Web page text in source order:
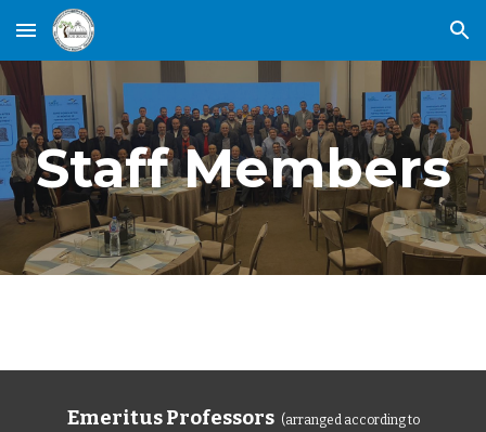
Skip to main content Skip to navigation
Staff Members
Emeritus Professors (arranged according to